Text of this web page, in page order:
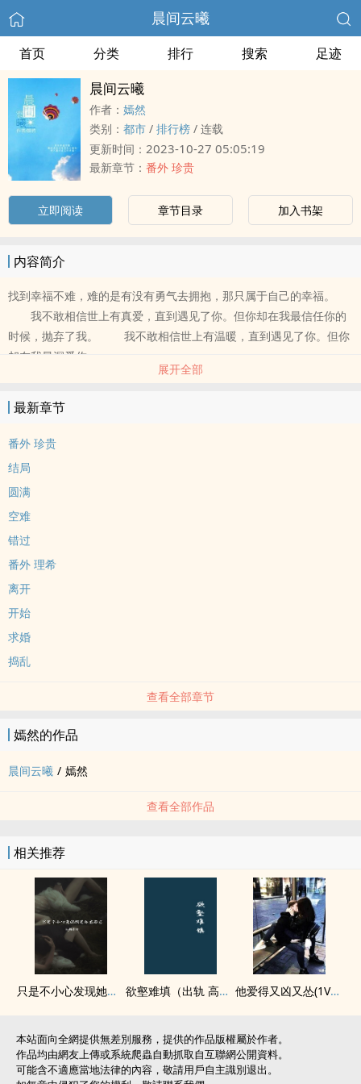
晨间云曦
首页 分类 排行 搜索 足迹
晨间云曦
作者： 嫣然
类别： 都市 / 排行榜 / 连载
更新时间： 2023-10-27 05:05:19
最新章节： 番外 珍贵
立即阅读 章节目录 加入书架
内容简介
找到幸福不难，难的是有没有勇气去拥抱，那只属于自己的幸福。
我不敢相信世上有真爱，直到遇见了你。但你却在我最信任你的
时候，抛弃了我。 我不敢相信世上有温暖，直到遇见了你。但你
却在我最深爱你
展开全部
最新章节
番外 珍贵
结局
圆满
空难
错过
番外 理希
离开
开始
求婚
捣乱
查看全部章节
嫣然的作品
晨间云曦 / 嫣然
查看全部作品
相关推荐
只是不小心发现她是卧底而已（强取豪夺） 欲壑难填（出轨 ‍‎高‍‎​h‍‎ 追夫火葬场） 他爱得又凶又怂(1V1h 强制)
本站面向全網提供無差別服務，提供的作品版權屬於作者。
作品均由網友上傳或系統爬蟲自動抓取自互聯網公開資料。
可能含不適應當地法律的內容，敬請用戶自主識別退出。